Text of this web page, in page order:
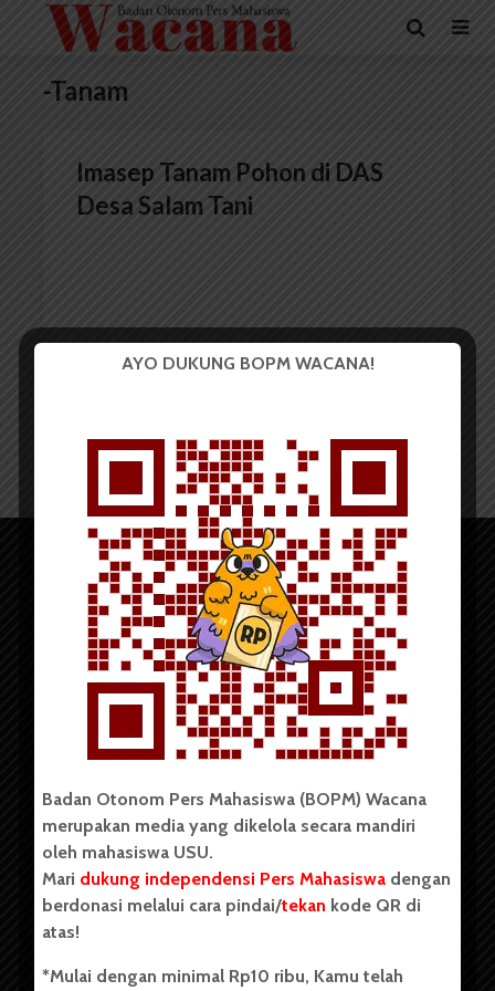
-Tanam
Imasep Tanam Pohon di DAS
Desa Salam Tani
Copyright © 2023. All rights reserved BOPM WACANA.
Badan Otonom Pers Mahasiswa (BOPM) Wacana merupakan
pers mahasiswa yang berdiri di luar kampus dan dikelola
secara mandiri oleh mahasiswa Universitas Sumatera Utara
(USU). Sebelumnya BOPM Wacana merupakan salah satu
Unit Kegiatan Mahasiswa (UKM) di Universitas Sumatera
berdiri pada 1 Juli 1995.
AYO DUKUNG BOPM WACANA!
Badan Otonom Pers Mahasiswa (BOPM) Wacana
merupakan media yang dikelola secara mandiri
oleh mahasiswa USU.
Mari dukung independensi Pers Mahasiswa dengan
berdonasi melalui cara pindai/tekan kode QR di
atas!
*Mulai dengan minimal Rp10 ribu, Kamu telah